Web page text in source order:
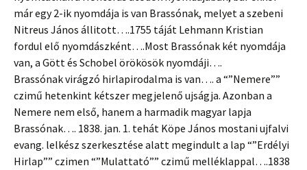
már egy 2-ik nyomdája is van Brassónak, melyet a szebeni
Nitreus János állitott….1755 táját Lehmann Kristian
fordul elő nyomdászként….Most Brassónak két nyomdája
van, a Gött és Schobel örökösök nyomdáji….
Brassónak virágzó hirlapirodalma is van…. a “”Nemere””
czimű hetenkint kétszer megjelenő ujságja. Azonban a
Nemere nem első, hanem a harmadik magyar lapja
Brassónak…. 1838. jan. 1. tehát Köpe János mostani ujfalvi
evang. lelkész szerkesztése alatt megindult a lap “”Erdélyi
Hirlap”” czimen “”Mulattató”” czimű melléklappal….1838